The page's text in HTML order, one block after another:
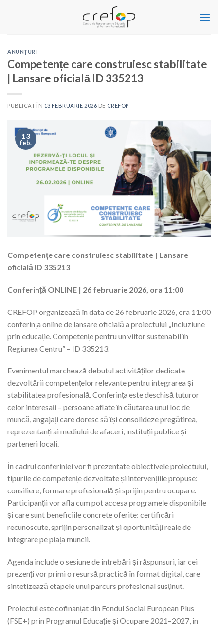
ANUNȚURI
Competențe care construiesc stabilitate
| Lansare oficială ID 335213
PUBLICAT ÎN 13 FEBRUARIE 2026 DE CREFOP
13
feb.
Competențe care construiesc stabilitate | Lansare
oficială ID 335213
Conferință ONLINE | 26 februarie 2026, ora 11:00
CREFOP organizează în data de 26 februarie 2026, ora 11:00
conferința online de lansare oficială a proiectului „Incluziune
prin educație. Competențe pentru un viitor sustenabil în
Regiunea Centru” – ID 335213.
Evenimentul marchează debutul activităților dedicate
dezvoltării competențelor relevante pentru integrarea și
stabilitatea profesională. Conferința este deschisă tuturor
celor interesați – persoane aflate în căutarea unui loc de
muncă, angajați care doresc să își consolideze pregătirea,
reprezentanți ai mediului de afaceri, instituții publice și
parteneri locali.
În cadrul conferinței vor fi prezentate obiectivele proiectului,
tipurile de competențe dezvoltate și intervențiile propuse:
consiliere, formare profesională și sprijin pentru ocupare.
Participanții vor afla cum pot accesa programele disponibile
și care sunt beneficiile concrete oferite: certificări
recunoscute, sprijin personalizat și oportunități reale de
integrare pe piața muncii.
Agenda include o sesiune de întrebări și răspunsuri, iar cei
prezenți vor primi o resursă practică în format digital, care
sintetizează etapele unui parcurs profesional susținut.
Proiectul este cofinanțat din Fondul Social European Plus
(FSE+) prin Programul Educație și Ocupare 2021–2027, în